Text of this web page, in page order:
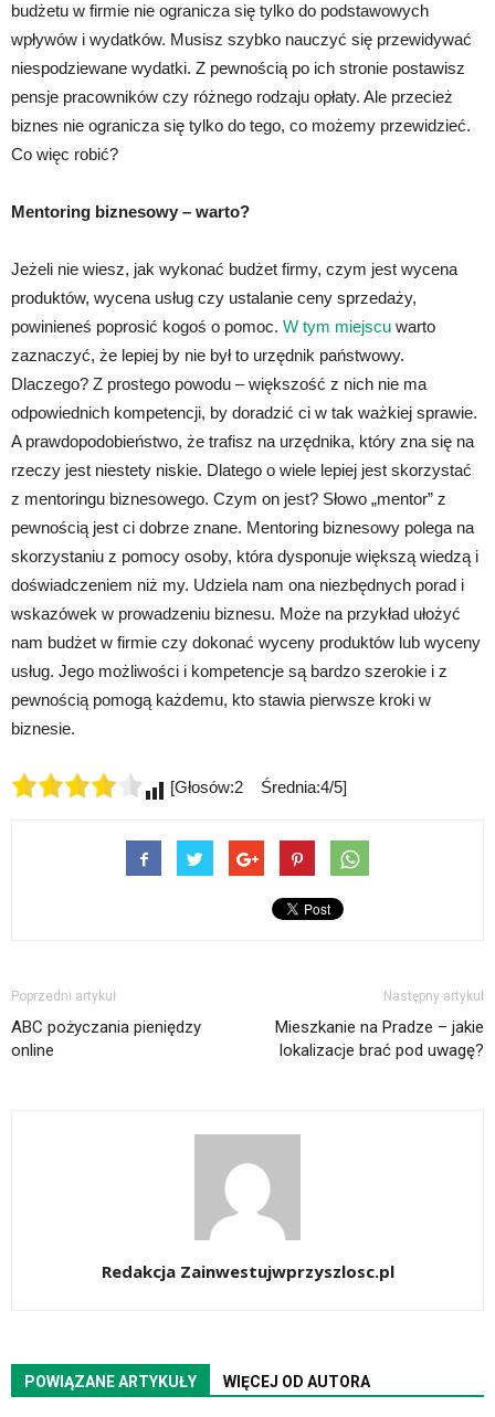
budżetu w firmie nie ogranicza się tylko do podstawowych
wpływów i wydatków. Musisz szybko nauczyć się przewidywać
niespodziewane wydatki. Z pewnością po ich stronie postawisz
pensje pracowników czy różnego rodzaju opłaty. Ale przecież
biznes nie ogranicza się tylko do tego, co możemy przewidzieć.
Co więc robić?
Mentoring biznesowy – warto?
Jeżeli nie wiesz, jak wykonać budżet firmy, czym jest wycena
produktów, wycena usług czy ustalanie ceny sprzedaży,
powinieneś poprosić kogoś o pomoc. W tym miejscu warto
zaznaczyć, że lepiej by nie był to urzędnik państwowy.
Dlaczego? Z prostego powodu – większość z nich nie ma
odpowiednich kompetencji, by doradzić ci w tak ważkiej sprawie.
A prawdopodobieństwo, że trafisz na urzędnika, który zna się na
rzeczy jest niestety niskie. Dlatego o wiele lepiej jest skorzystać
z mentoringu biznesowego. Czym on jest? Słowo „mentor” z
pewnością jest ci dobrze znane. Mentoring biznesowy polega na
skorzystaniu z pomocy osoby, która dysponuje większą wiedzą i
doświadczeniem niż my. Udziela nam ona niezbędnych porad i
wskazówek w prowadzeniu biznesu. Może na przykład ułożyć
nam budżet w firmie czy dokonać wyceny produktów lub wyceny
usług. Jego możliwości i kompetencje są bardzo szerokie i z
pewnością pomogą każdemu, kto stawia pierwsze kroki w
biznesie.
[Głosów:2 Średnia:4/5]
Poprzedni artykuł
ABC pożyczania pieniędzy
online
Następny artykuł
Mieszkanie na Pradze – jakie
lokalizacje brać pod uwagę?
Redakcja Zainwestujwprzyszlosc.pl
POWIĄZANE ARTYKUŁY WIĘCEJ OD AUTORA